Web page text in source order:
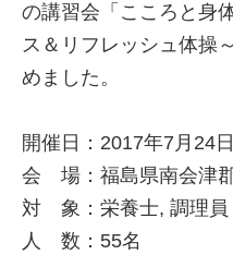
の講習会「こころと身
ス＆リフレッシュ体操
めました。
開催日：2017年7月24日
会 場：福島県南会津
対 象：栄養士, 調理員
人 数：55名